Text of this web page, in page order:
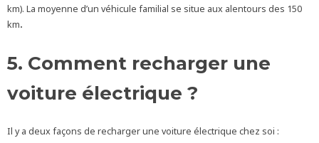
km). La moyenne d’un véhicule familial se situe aux alentours des 150
km.
5. Comment recharger une
voiture électrique ?
Il y a deux façons de recharger une voiture électrique chez soi :